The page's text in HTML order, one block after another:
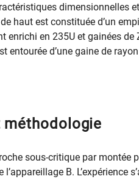
dimensionnelles
haut est constituée d’un
enrichi en 235U et gainées
d’une gaine de
sous-critique par montée
B. L’expérience